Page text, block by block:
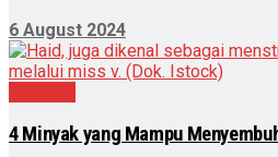
6 August 2024
4 Minyak yang Mampu